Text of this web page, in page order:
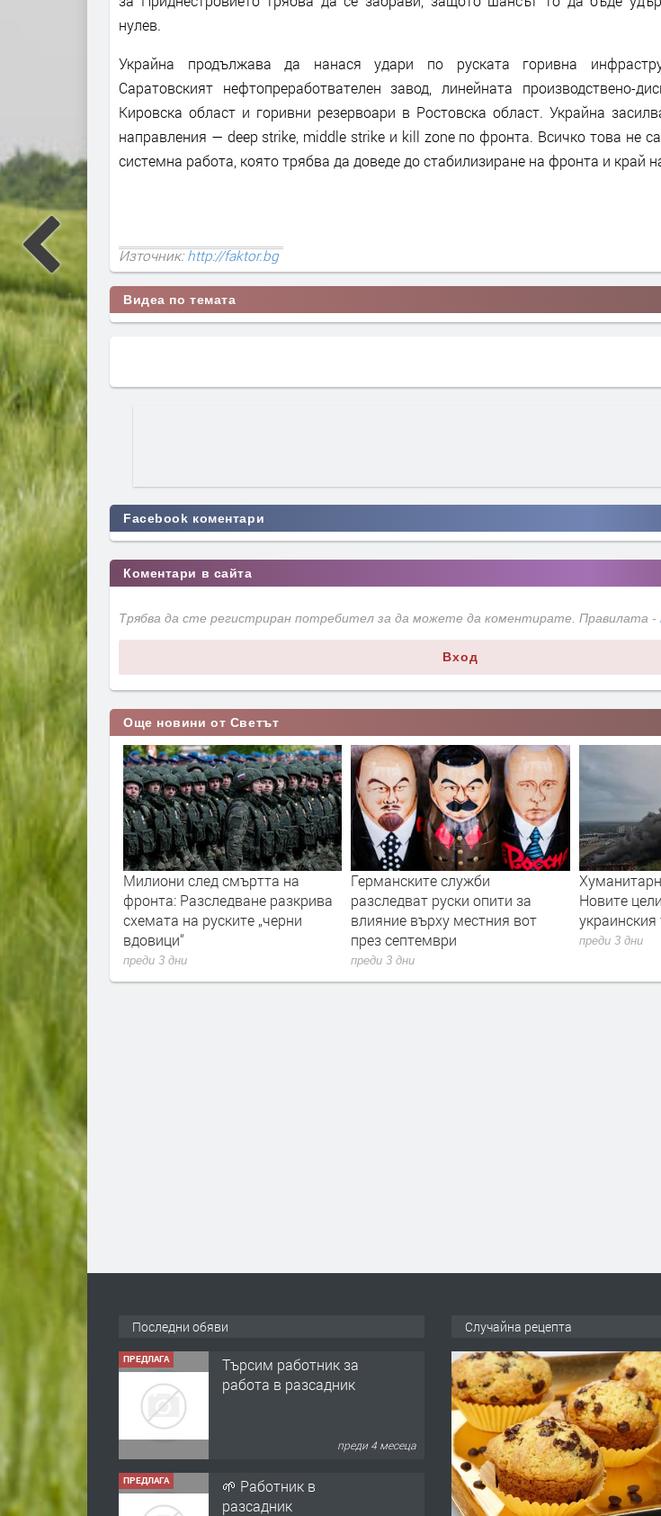
нулев.
Украйна продължава да нанася удари по руската горивна
Саратовският нефтопреработвателен завод, линейната производствено-
Кировска област и горивни резервоари в Ростовска област. Украйна
направления — deep strike, middle strike и kill zone по фронта. Всичко това не
системна работа, която трябва да доведе до стабилизиране на фронта и край
Източник: http://faktor.bg
Видеа по темата
Facebook коментари
Коментари в сайта
Трябва да сте регистриран потребител за да можете да коментирате. Правилата -
Вход
Още новини от Светът
с пожарите
vs.
Милиони след смъртта на
фронта: Разследване разкрива
схемата на руските „черни
вдовици“
преди 3 дни
Германските служби
разследват руски опити за
влияние върху местния вот
през септември
преди 3 дни
Новите
украинския
преди 3 дни
Последни обяви
ПРЕДЛАГА
Търсим работник за
работа в разсадник
преди 4 месеца
ПРЕДЛАГА
🌱 Работник в
разсадник
Случайна рецепта